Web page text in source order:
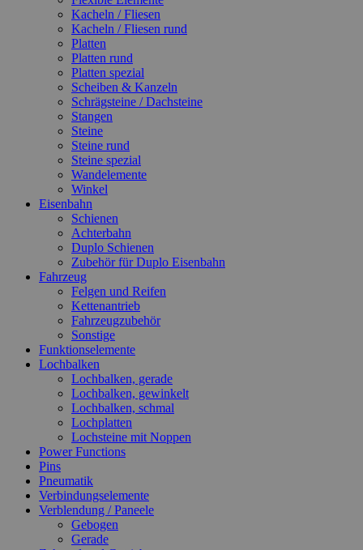
Kacheln / Fliesen
Kacheln / Fliesen rund
Platten
Platten rund
Platten spezial
Scheiben & Kanzeln
Schrägsteine / Dachsteine
Stangen
Steine
Steine rund
Steine spezial
Wandelemente
Winkel
Eisenbahn
Schienen
Achterbahn
Duplo Schienen
Zubehör für Duplo Eisenbahn
Fahrzeug
Felgen und Reifen
Kettenantrieb
Fahrzeugzubehör
Sonstige
Funktionselemente
Lochbalken
Lochbalken, gerade
Lochbalken, gewinkelt
Lochbalken, schmal
Lochplatten
Lochsteine mit Noppen
Power Functions
Pins
Pneumatik
Verbindungselemente
Verblendung / Paneele
Gebogen
Gerade